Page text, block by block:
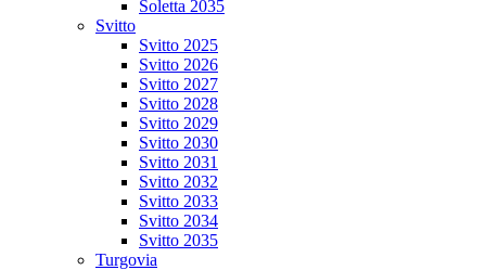
Soletta 2035
Svitto
Svitto 2025
Svitto 2026
Svitto 2027
Svitto 2028
Svitto 2029
Svitto 2030
Svitto 2031
Svitto 2032
Svitto 2033
Svitto 2034
Svitto 2035
Turgovia